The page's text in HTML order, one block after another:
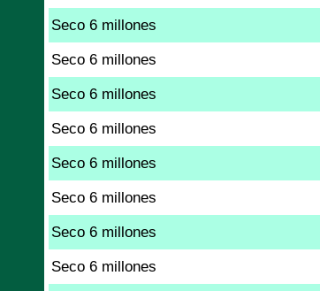
Seco 6 millones
Seco 6 millones
Seco 6 millones
Seco 6 millones
Seco 6 millones
Seco 6 millones
Seco 6 millones
Seco 6 millones